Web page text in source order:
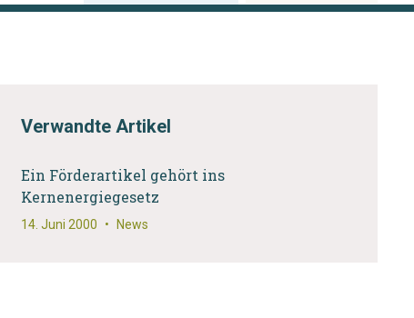
Verwandte Artikel
Ein Förderartikel gehört ins
Kernenergiegesetz
14. Juni 2000 • News